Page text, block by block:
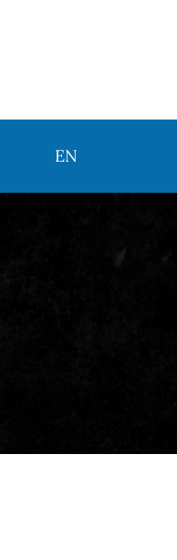
EN